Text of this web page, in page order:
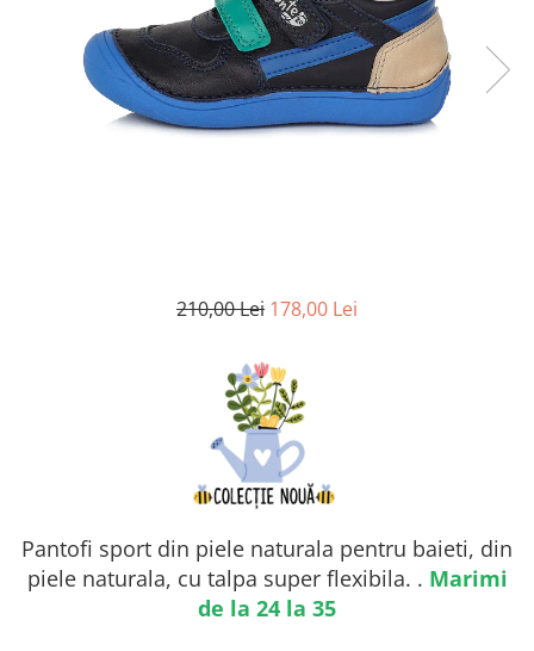
Fulare si esarfe
210,00 Lei 178,00 Lei
Pantofi sport din piele naturala pentru baieti, din
piele naturala, cu talpa super flexibila. . Marimi
de la 24 la 35